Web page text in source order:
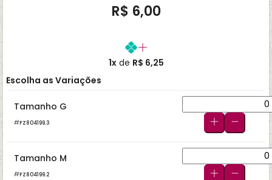
R$ 6,00
1xde R$ 6,25
Escolha as Variações
Tamanho G
FZ804199.3
Tamanho M
FZ804199.2